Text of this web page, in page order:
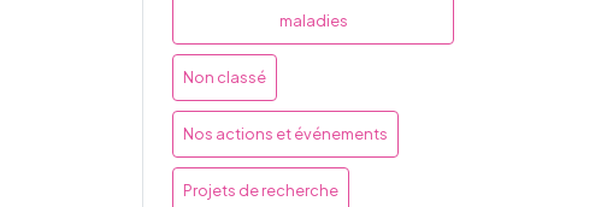
maladies
Non classé
Nos actions et événements
Projets de recherche